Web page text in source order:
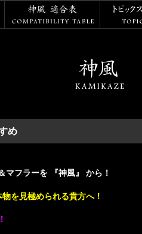
神風 適合表
め
マフラーを 『神風』 から！
を見極められる貴方へ！